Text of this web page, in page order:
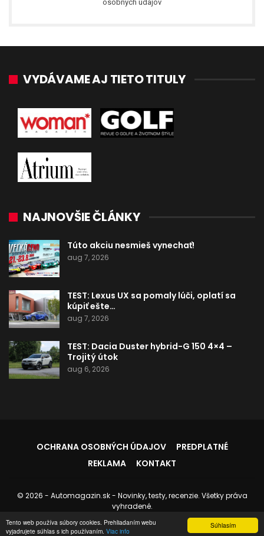
Súhlasím
Tento web používa súbory cookies. Prehliadaním webu
vyjadrujete súhlas s ich používaním. Viac info
osobných údajov
VYDÁVAME AJ TIETO TITULY
NAJNOVŠIE ČLÁNKY
Túto akciu nesmieš vynechať!
aug 7, 2026
TEST: Lexus UX sa pomaly lúči, oplatí sa
kúpiť ešte…
aug 7, 2026
TEST: Dacia Duster hybrid-G 150 4×4 –
Trojitý útok
aug 6, 2026
OCHRANA OSOBNÝCH ÚDAJOV
PREDPLATNÉ
REKLAMA
KONTAKT
© 2026 - Automagazin.sk - Novinky, testy, recenzie. Všetky práva
vyhradené.
Stránku spravuje:Instedo.com